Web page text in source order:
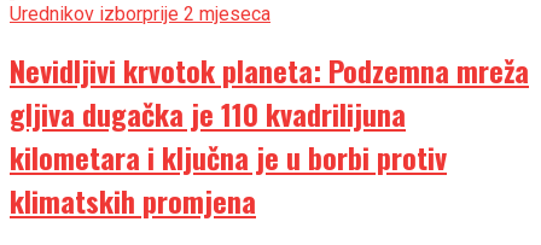
Urednikov izborprije 2 mjeseca
Nevidljivi krvotok planeta: Podzemna mreža
gljiva dugačka je 110 kvadrilijuna
kilometara i ključna je u borbi protiv
klimatskih promjena